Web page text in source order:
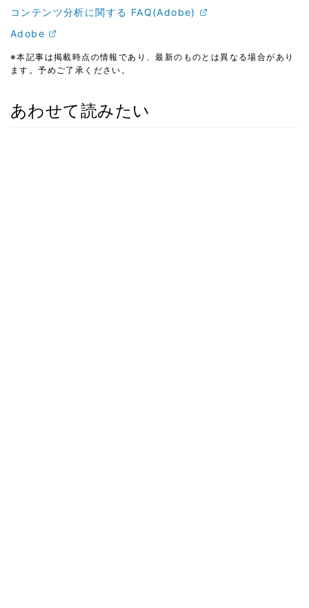
コンテンツ分析に関する FAQ(Adobe)
Adobe
※本記事は掲載時点の情報であり、最新のものとは異なる場合があり
ます。予めご了承ください。
あわせて読みたい